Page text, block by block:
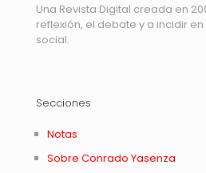
Una Revista Digital creada en
reflexión, el debate y a incidir
social.
Secciones
Notas
Sobre Conrado Yasenza